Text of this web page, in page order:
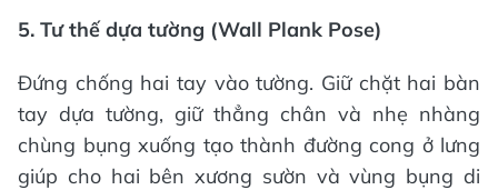
5. Tư thế dựa tường (Wall Plank Pose)
Đứng chống hai tay vào tường. Giữ chặt hai bàn
tay dựa tường, giữ thẳng chân và nhẹ nhàng
chùng bụng xuống tạo thành đường cong ở lưng
giúp cho hai bên xương sườn và vùng bụng di